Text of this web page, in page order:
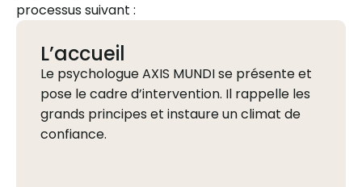
processus suivant :
L’accueil
Le psychologue AXIS MUNDI se présente et
pose le cadre d’intervention. Il rappelle les
grands principes et instaure un climat de
confiance.